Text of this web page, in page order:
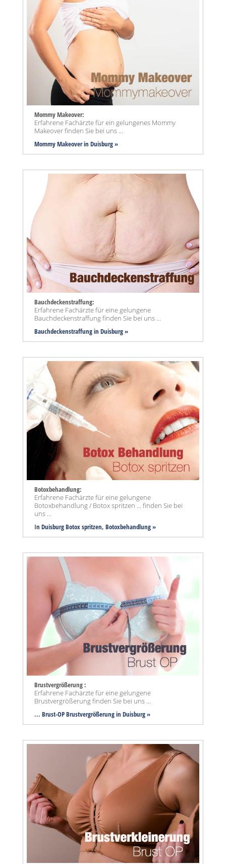
Mommy Makeover:
Erfahrene Fachärzte für ein gelungenes Mommy
Makeover finden Sie bei uns ...
Mommy Makeoverin Duisburg »
Bauchdeckenstraffung:
Erfahrene Fachärzte für eine gelungene
Bauchdeckenstraffung finden Sie bei uns ...
Bauchdeckenstraffungin Duisburg »
Botoxbehandlung:
Erfahrene Fachärzte für eine gelungene
Botoxbehandlung / Botox spritzen ... finden Sie bei
uns ...
In Duisburg Botox spritzen, Botoxbehandlung »
Brustvergrößerung :
Erfahrene Fachärzte für eine gelungene
Brustvergrößerung finden Sie bei uns ...
... Brust-OP Brustvergrößerung in Duisburg »